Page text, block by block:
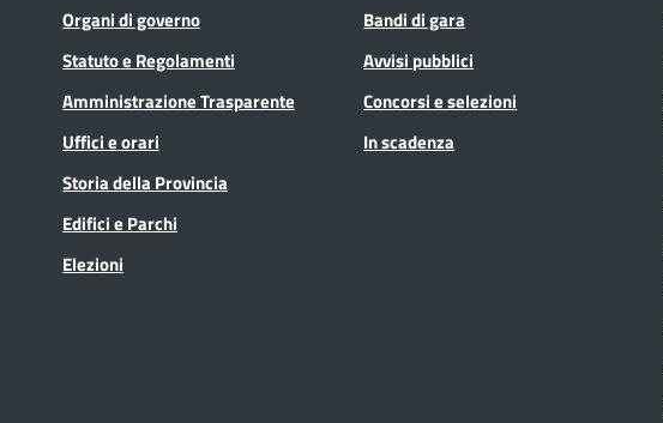
Organi di governo
Statuto e Regolamenti
Amministrazione Trasparente
Uffici e orari
Storia della Provincia
Edifici e Parchi
Elezioni
Bandi di gara
Avvisi pubblici
Concorsi e selezioni
In scadenza